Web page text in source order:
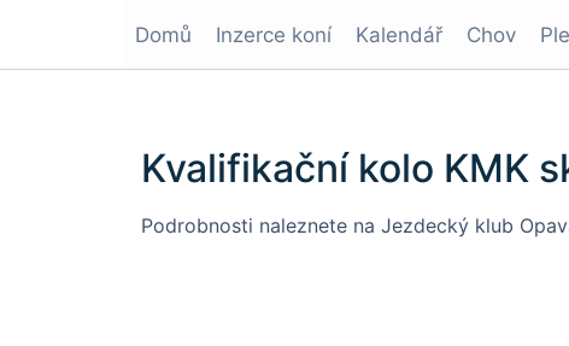
Domů Inzerce koní Kalendář Chov
Kvalifikační kolo KMK
Podrobnosti naleznete na Jezdecký klub